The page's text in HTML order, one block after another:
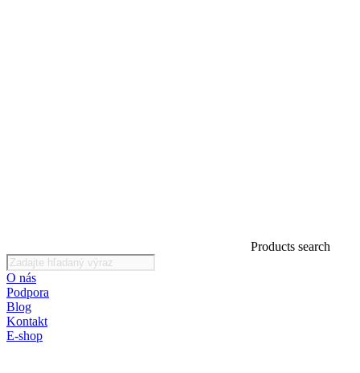
Products search
O nás
Podpora
Blog
Kontakt
E-shop